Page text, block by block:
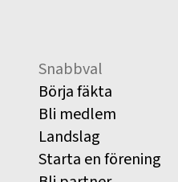
Snabbval
Börja fäkta
Bli medlem
Landslag
Starta en förening